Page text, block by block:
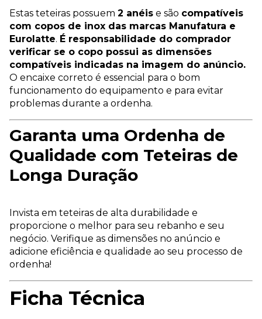
Estas teteiras possuem 2 anéis e são compatíveis
com copos de inox das marcas Manufatura e
Eurolatte. É responsabilidade do comprador
verificar se o copo possui as dimensões
compatíveis indicadas na imagem do anúncio.
O encaixe correto é essencial para o bom
funcionamento do equipamento e para evitar
problemas durante a ordenha.
Garanta uma Ordenha de
Qualidade com Teteiras de
Longa Duração
Invista em teteiras de alta durabilidade e
proporcione o melhor para seu rebanho e seu
negócio. Verifique as dimensões no anúncio e
adicione eficiência e qualidade ao seu processo de
ordenha!
Ficha Técnica